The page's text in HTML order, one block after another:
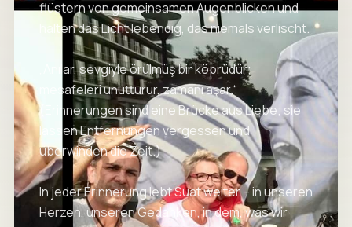
flüstern von gemeinsamen Augenblicken und
halten das Licht lebendig, das niemals verlischt.
„Anılar, sevgiyle örülmüş bir köprüdür;
mesafeleri unutturur, zamanı aşar.“
(Erinnerungen sind eine Brücke aus Liebe; sie
lassen Entfernungen vergessen und
überwinden die Zeit.)
In jeder Erinnerung lebt Suat weiter – in unseren
Herzen, unseren Gedanken, in dem, was wir